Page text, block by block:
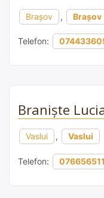
Brașov , Brașov
Telefon:
Braniște
Vaslui , Vaslui
Telefon: